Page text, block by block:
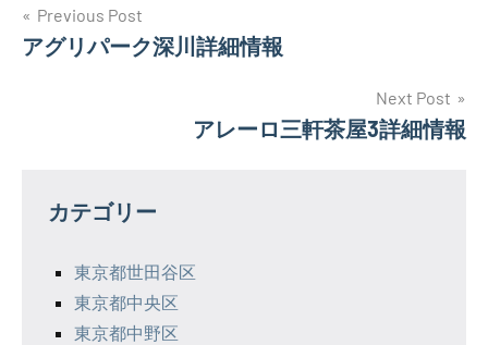
投
稿
ー
Previous Post
アグリパーク深川詳細情報
Next Post
アレーロ三軒茶屋3詳細情報
カテゴリー
東京都世田谷区
東京都中央区
東京都中野区